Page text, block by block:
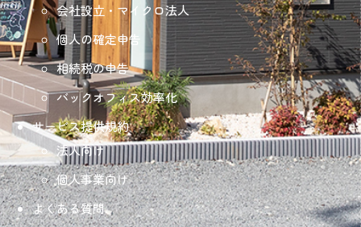
会社設立・マイクロ法人
個人の確定申告
相続税の申告
バックオフィス効率化
サービス提供規約
法人向け
個人事業向け
よくある質問